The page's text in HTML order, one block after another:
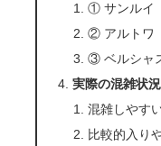
① サンルイ
② アルトワ
③ ベルシャ
実際の混雑状
混雑しやす
比較的入り